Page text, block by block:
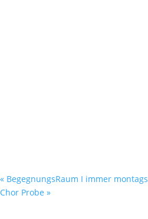
« BegegnungsRaum I immer montags
Chor Probe »